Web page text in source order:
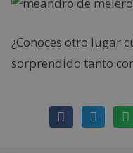
¿Conoces otro lugar
sorprendido tanto